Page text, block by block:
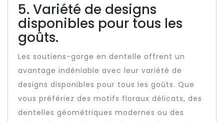
5. Variété de designs
disponibles pour tous les
goûts.
Les soutiens-gorge en dentelle offrent un
avantage indéniable avec leur variété de
designs disponibles pour tous les goûts. Que
vous préfériez des motifs floraux délicats, des
dentelles géométriques modernes ou des